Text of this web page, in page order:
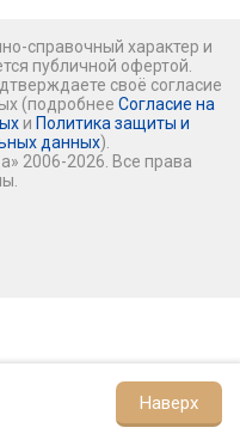
Наверх
справочный характер и
публичной офертой.
своё согласие
(подробнее Согласие на
и Политика защиты и
данных).
2006-2026. Все права